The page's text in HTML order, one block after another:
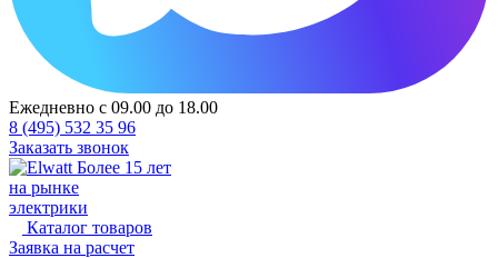
Ежедневно с 09.00 до 18.00
8 (495) 532 35 96
Заказать звонок
Более 15 лет
на рынке
электрики
Каталог товаров
Заявка на расчет